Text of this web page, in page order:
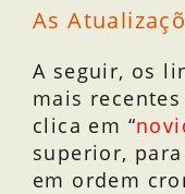
As
A seguir, os
mais
clica em “
superior,
em ordem